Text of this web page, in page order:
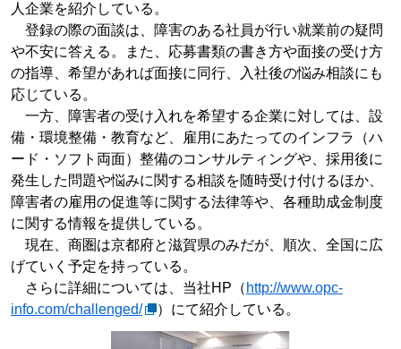
人企業を紹介している。
登録の際の面談は、障害のある社員が行い就業前の疑問
や不安に答える。また、応募書類の書き方や面接の受け方
の指導、希望があれば面接に同行、入社後の悩み相談にも
応じている。
一方、障害者の受け入れを希望する企業に対しては、設
備・環境整備・教育など、雇用にあたってのインフラ（ハ
ード・ソフト両面）整備のコンサルティングや、採用後に
発生した問題や悩みに関する相談を随時受け付けるほか、
障害者の雇用の促進等に関する法律等や、各種助成金制度
に関する情報を提供している。
現在、商圏は京都府と滋賀県のみだが、順次、全国に広
げていく予定を持っている。
さらに詳細については、当社HP（ http://www.opc-
info.com/challenged/
）にて紹介している。